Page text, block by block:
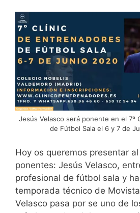
Jesús Velasco será ponente en el 7º
de Fútbol Sala el 6 y 7 de
Hoy os queremos presentar
ponentes: Jesús Velasco,
profesional de fútbol sala y
temporada técnico de
Velasco pasa por se uno de